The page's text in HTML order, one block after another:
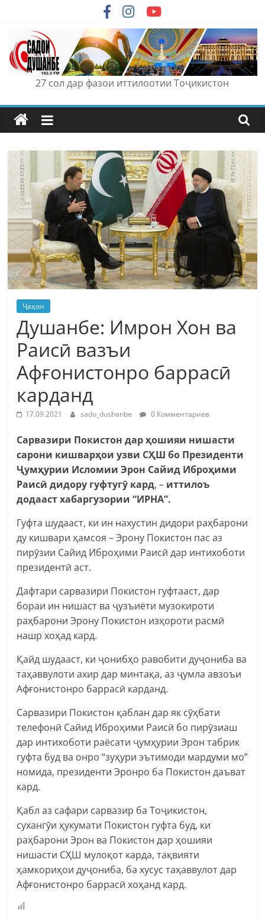
content
27 сол дар фазои иттилоотии Тоҷикистон
Ҷаҳон
Душанбе: Имрон Хон ва
Раисӣ вазъи
Афғонистонро баррасӣ
карданд
17.09.2021 sado_dushanbe 0 Комментариев
Сарвазири Покистон дар ҳошияи нишасти
сарони кишварҳои узви СҲШ бо Президенти
Ҷумҳурии ИсломииЭрон Сайид Иброҳими
Раисӣдидору гуфтугӯ кард, – иттилоъ
додааст хабаргузории “ИРНА”.
Гуфта шудааст, ки ин нахустин дидори раҳбарони
ду кишвари ҳамсоя – Эрону Покистон пас аз
пирӯзии Сайид Иброҳими Раисӣ дар интихоботи
президентӣ аст.
Дафтари сарвазири Покистон гуфтааст, дар
бораи ин нишаст ва ҷузъиёти музокироти
раҳбарони Эрону Покистон изҳороти расмӣ
нашр хоҳад кард.
Қайд шудааст, ки ҷонибҳо равобити дуҷониба ва
таҳаввулоти ахир дар минтақа, аз ҷумла авзоъи
Афғонистонро баррасӣ карданд.
Сарвазири Покистон қаблан дар як сӯҳбати
телефонӣ Сайид Иброҳими Раисӣ бо пирӯзиаш
дар интихоботи раёсати ҷумҳурии Эрон табрик
гуфта буд ва онро “зуҳури эътимоди мардуми мо”
номида, президенти Эронро ба Покистон даъват
кард.
Қабл аз сафари сарвазир ба Тоҷикистон,
сухангӯи ҳукумати Покистон гуфта буд, ки
раҳбарони Эрон ва Покистон дар ҳошияи
нишасти СҲШ мулоқот карда, тақвияти
ҳамкориҳои дуҷониба, ба хусус таҳаввулот дар
Афғонистонро баррасӣ хоҳанд кард.